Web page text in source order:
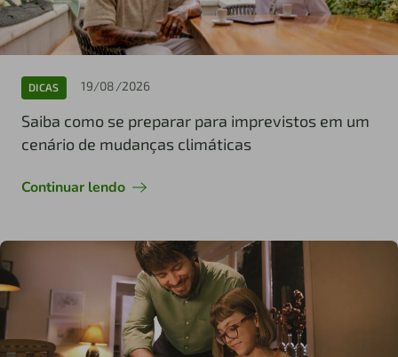
DICAS 19/08/2026
Saiba como se preparar para imprevistos em um
cenário de mudanças climáticas
Continuar lendo